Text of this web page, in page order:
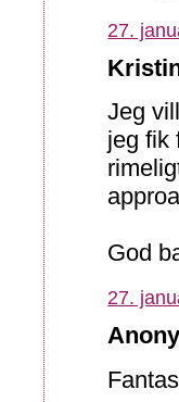
27.
Jeg
jeg fik
God
27.